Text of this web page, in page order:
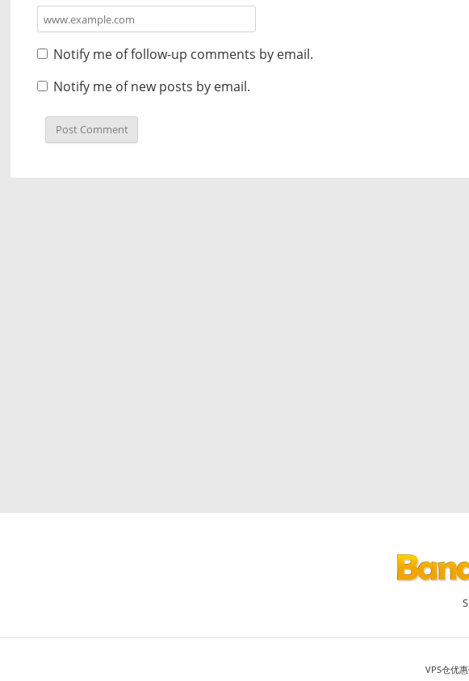
Notify me of follow-up comments by email.
Notify me of new posts by email.
VPS仓优